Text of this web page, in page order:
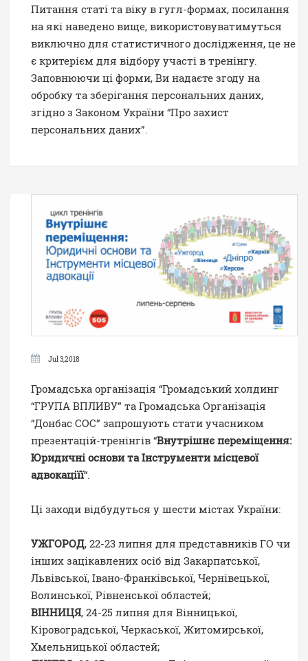
Питання статі та віку в гугл-формах, посилання
на які наведено вище, використовуватимуться
виключно для статистичного дослідження, це не
є критерієм для відбору участі в тренінгу.
Заповнюючи ці форми, Ви надаєте згоду на
обробку та зберігання персональних даних,
згідно з Законом України “Про захист
персональних даних”.
Jul 3,2018
Громадська організація “Громадський холдинг
“ГРУПА ВПЛИВУ” та Громадська Організація
“Донбас СОС” запрошують стати учасником
презентацій-тренінгів “Внутрішнє переміщення:
Юридичні основи та Інструменти місцевої
адвокаціїї“.
Ці заходи відбудуться у шести містах України:
УЖГОРОД, 22-23 липня для представників ГО чи
інших зацікавлених осіб від Закарпатської,
Львівської, Івано-Франківської, Чернівецької,
Волинської, Рівненської областей;
ВІННИЦЯ, 24-25 липня для Вінницької,
Кіровоградської, Черкаської, Житомирської,
Хмельницької областей;